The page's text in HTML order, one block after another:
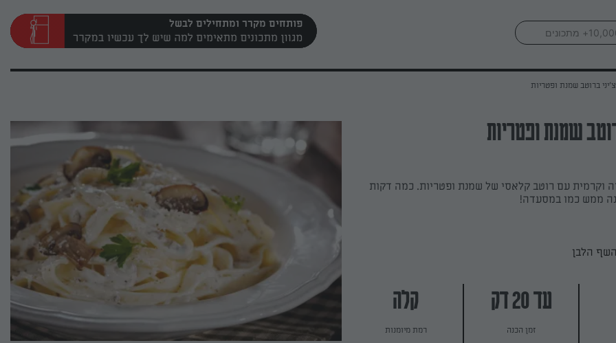
פותחים מקרר ומתחילים לבשל
ברוטב שמנת ופטריות
שמנת ופטריות
וקרמית עם רוטב קלאסי של שמנת ופטריות. כמה דקות
ממש כמו במסעדה!
הלבן
עד 20 דק
זמן הכנה
קלה
רמת מיומנות